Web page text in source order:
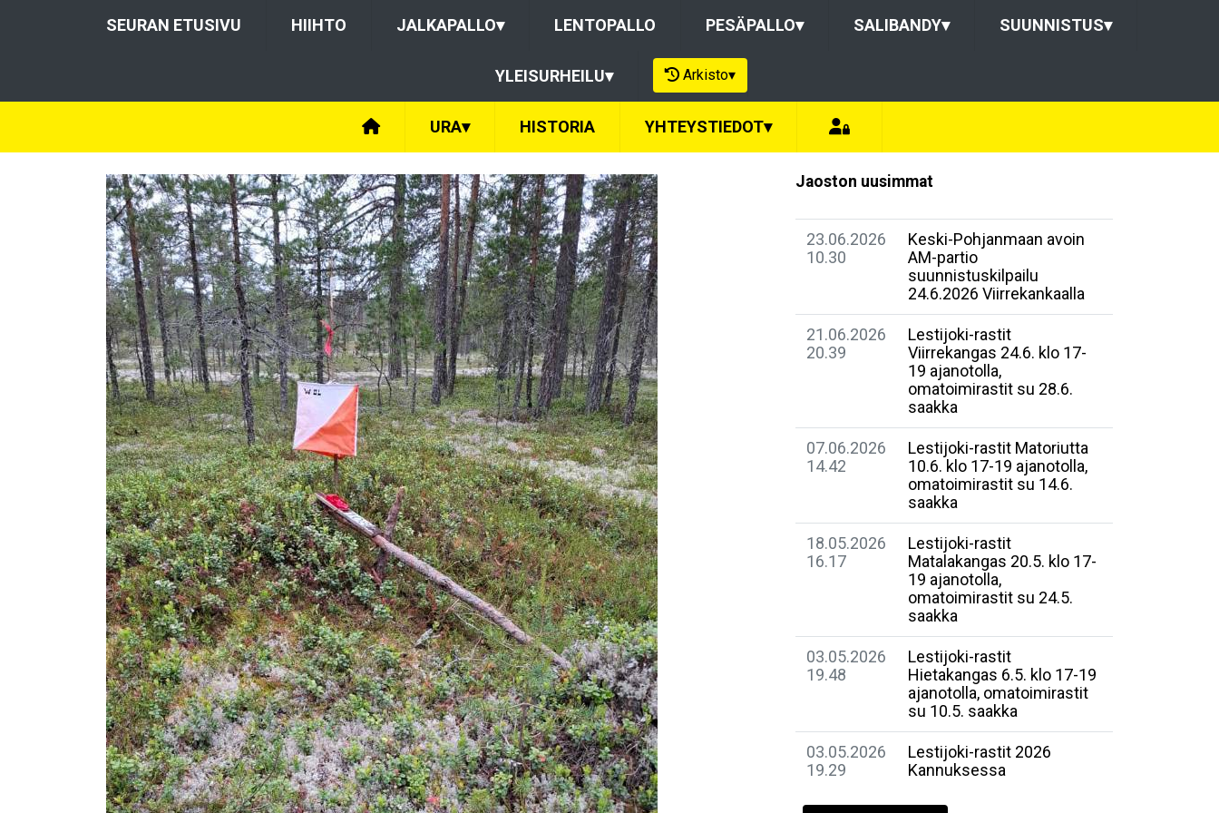
SEURAN ETUSIVU HIIHTO JALKAPALLO▾ LENTOPALLO PESÄPALLO▾ SALIBANDY▾ SUUNNISTUS▾
YLEISURHEILU▾ Arkisto▾
URA▾ HISTORIA YHTEYSTIEDOT▾
Jaoston uusimmat
23.06.2026
10.30
Keski-Pohjanmaan avoin
AM-partio
suunnistuskilpailu
24.6.2026 Viirrekankaalla
21.06.2026
20.39
Lestijoki-rastit
Viirrekangas 24.6. klo 17-
19 ajanotolla,
omatoimirastit su 28.6.
saakka
07.06.2026
14.42
Lestijoki-rastit Matoriutta
10.6. klo 17-19 ajanotolla,
omatoimirastit su 14.6.
saakka
18.05.2026
16.17
Lestijoki-rastit
Matalakangas 20.5. klo 17-
19 ajanotolla,
omatoimirastit su 24.5.
saakka
03.05.2026
19.48
Lestijoki-rastit
Hietakangas 6.5. klo 17-19
ajanotolla, omatoimirastit
su 10.5. saakka
03.05.2026
19.29
Lestijoki-rastit 2026
Kannuksessa